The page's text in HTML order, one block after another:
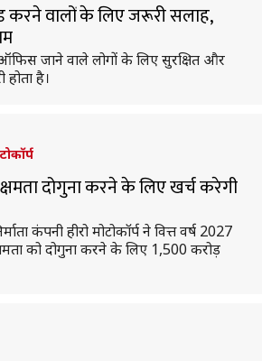
करने वालों के लिए जरूरी सलाह,
जाने वाले लोगों के लिए सुरक्षित और
है।
दोगुना करने के लिए खर्च करेगी
कंपनी हीरो मोटोकॉर्प ने वित्त वर्ष 2027
को दोगुना करने के लिए 1,500 करोड़